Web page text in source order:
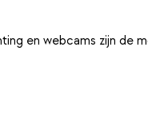
en webcams zijn de